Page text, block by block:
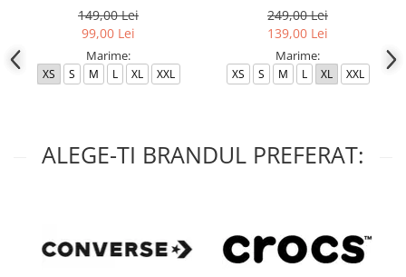
149,00 Lei
99,00 Lei
Marime:
XS S M L XL XXL
249,00 Lei
139,00 Lei
Marime:
XS S M L XL XXL
ALEGE-TI BRANDUL PREFERAT: